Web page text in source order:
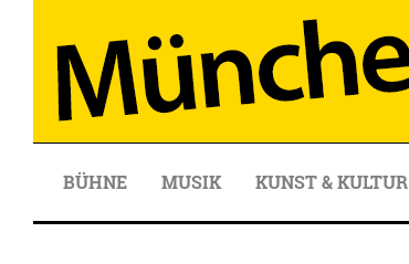
BÜHNE MUSIK KUNST & KULTUR